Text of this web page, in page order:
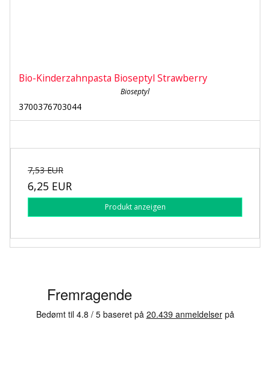
Bio-Kinderzahnpasta Bioseptyl Strawberry
Bioseptyl
3700376703044
7,53 EUR
6,25 EUR
Produkt anzeigen